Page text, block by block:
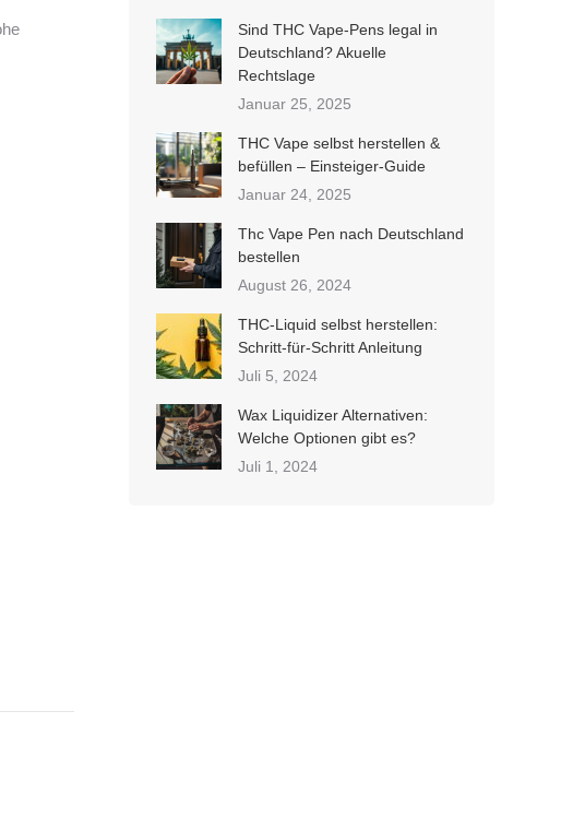
Sind THC Vape-Pens legal in
Deutschland? Akuelle
Rechtslage
Januar 25, 2025
THC Vape selbst herstellen &
befüllen – Einsteiger-Guide
Januar 24, 2025
Thc Vape Pen nach Deutschland
bestellen
August 26, 2024
THC-Liquid selbst herstellen:
Schritt-für-Schritt Anleitung
Juli 5, 2024
Wax Liquidizer Alternativen:
Welche Optionen gibt es?
Juli 1, 2024